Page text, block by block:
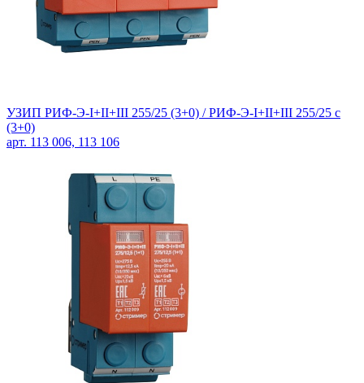
УЗИП РИФ-Э-I+II+III 255/25 (3+0) / РИФ-Э-I+II+III 255/25 c
(3+0)
арт. 113 006, 113 106